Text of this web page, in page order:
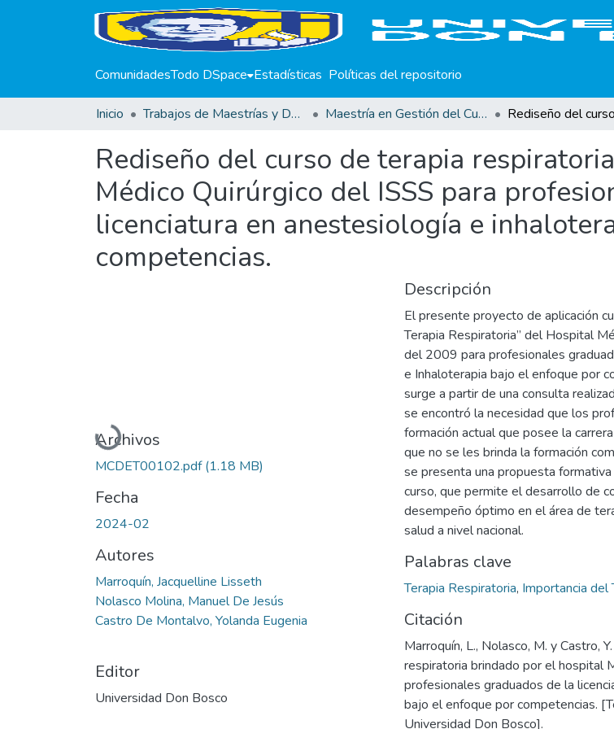
ComunidadesTodo DSpace Estadísticas Políticas del repositorio
Inicio Trabajos de Maestrías y Doctorados Maestría en Gestión del Curriculum, Didáctica y Evaluación por Competencias
Rediseño del curso de terapia
Médico Quirúrgico del ISSS para
licenciatura en anestesiología e
competencias.
Cargando...
Archivos
MCDET00102.pdf(1.18 MB)
Fecha
2024-02
Autores
Marroquín, Jacquelline Lisseth
Nolasco Molina, Manuel De Jesús
Castro De Montalvo, Yolanda Eugenia
Editor
Universidad Don Bosco
Descripción
El presente proyecto de aplicación
Terapia Respiratoria” del Hospital
del 2009 para profesionales
e Inhaloterapia bajo el enfoque por
surge a partir de una consulta
se encontró la necesidad que los
formación actual que posee la
que no se les brinda la formación
se presenta una propuesta
curso, que permite el desarrollo de
desempeño óptimo en el área de
salud a nivel nacional.
Palabras clave
Terapia Respiratoria, Importancia del
Citación
Marroquín, L., Nolasco, M. y Castro,
respiratoria brindado por el hospital
profesionales graduados de la
bajo el enfoque por competencias.
Universidad Don Bosco].